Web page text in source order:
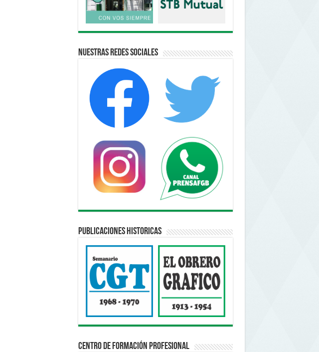
Nuestras Redes Sociales
Publicaciones Historicas
Centro de Formación Profesional